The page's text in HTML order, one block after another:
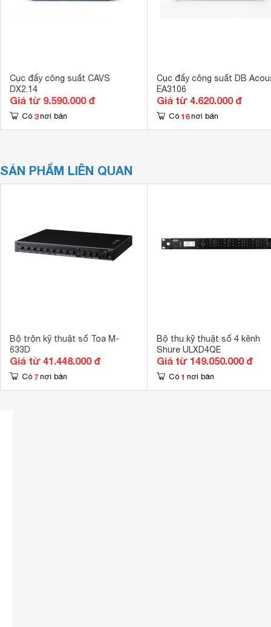
Cục đẩy công suất CAVS
DX2.14
Giá từ 9.590.000 đ
Có 3 nơi bán
Cục đẩy công suất DB
EA3106
Giá từ 4.620.000 đ
Có 16 nơi bán
SẢN PHẨM LIÊN QUAN
Bộ trộn kỹ thuật số Toa M-
633D
Giá từ 41.448.000 đ
Có 7 nơi bán
Bộ thu kỹ thuật số 4 kênh
Shure ULXD4QE
Giá từ 149.050.000 đ
Có 1 nơi bán